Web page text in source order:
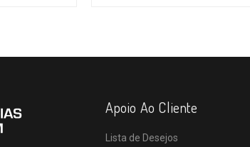
Apoio Ao Cliente
Lista de Desejos